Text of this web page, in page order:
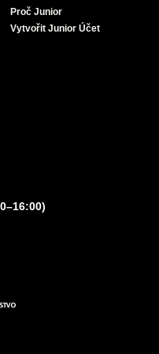
Proč Junior
Vytvořit Junior Účet